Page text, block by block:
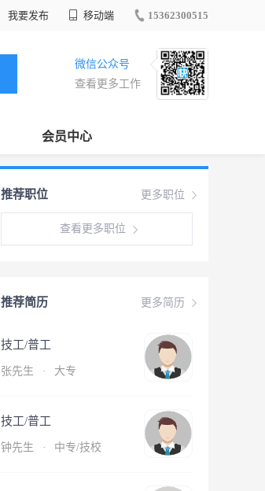
我要发布 移动端 15362300515
微信公众号
查看更多工作
会员中心
更多职位
推荐职位
查看更多职位
更多简历
推荐简历
技工/普工
张先生 · 大专
技工/普工
钟先生 · 中专/技校